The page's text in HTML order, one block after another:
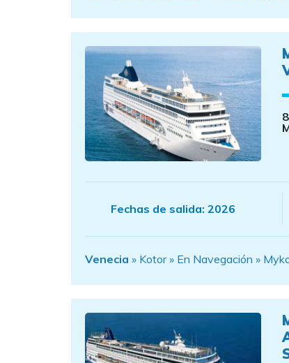
Fechas de salida: 2026
Venecia » Kotor » En Navegación »